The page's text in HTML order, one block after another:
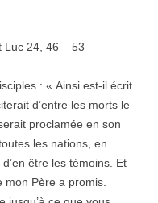
Luc 24, 46 – 53
: « Ainsi est-il écrit
d’entre les morts le
proclamée en son
les nations, en
être les témoins. Et
Père a promis.